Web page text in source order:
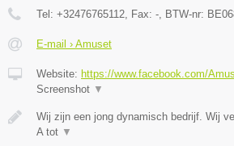
Tel: +32476765112 , Fax: - , BTW-nr:
E-mail › Amuset
Website: https://www.facebook.com/
Screenshot ▼
Wij zijn een jong dynamisch bedrijf. Wij
A tot ▼